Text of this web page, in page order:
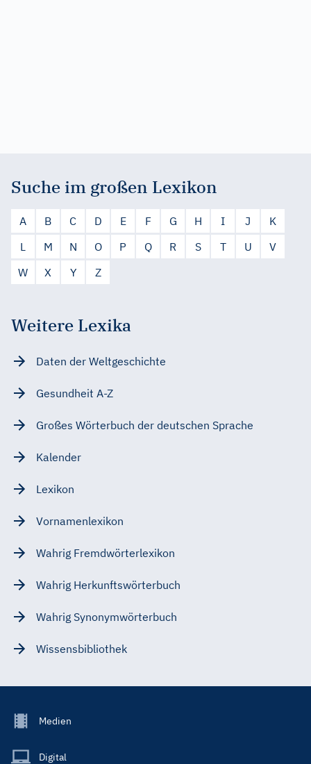
Suche im großen Lexikon
A B C D E F G H I J
K
L
M N O P Q R S T U
V
W
X Y Z
Weitere Lexika
Daten der Weltgeschichte
Gesundheit A-Z
Großes Wörterbuch der deutschen Sprache
Kalender
Lexikon
Vornamenlexikon
Wahrig Fremdwörterlexikon
Wahrig Herkunftswörterbuch
Wahrig Synonymwörterbuch
Wissensbibliothek
Footer
Main
Medien
Digital